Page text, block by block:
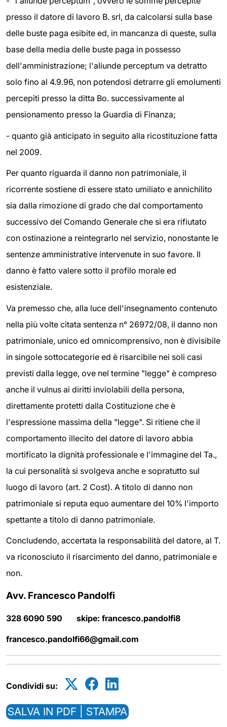
presso il datore di lavoro B. srl, da calcolarsi sulla base
delle buste paga esibite ed, in mancanza di queste, sulla
base della media delle buste paga in possesso
dell'amministrazione; l'aliunde perceptum va detratto
solo fino al 4.9.96, non potendosi detrarre gli emolumenti
percepiti presso la ditta Bo. successivamente al
pensionamento presso la Guardia di Finanza;
- quanto già anticipato in seguito alla ricostituzione fatta
nel 2009.
Per quanto riguarda il danno non patrimoniale, il
ricorrente sostiene di essere stato umiliato e annichilito
sia dalla rimozione di grado che dal comportamento
successivo del Comando Generale che si era rifiutato
con ostinazione a reintegrarlo nel servizio, nonostante le
sentenze amministrative intervenute in suo favore. Il
danno è fatto valere sotto il profilo morale ed
esistenziale.
Va premesso che, alla luce dell'insegnamento contenuto
nella più volte citata sentenza n° 26972/08, il danno non
patrimoniale, unico ed omnicomprensivo, non è divisibile
in singole sottocategorie ed è risarcibile nei soli casi
previsti dalla legge, ove nel termine "legge" è compreso
anche il vulnus ai diritti inviolabili della persona,
direttamente protetti dalla Costituzione che è
l'espressione massima della "legge". Si ritiene che il
comportamento illecito del datore di lavoro abbia
mortificato la dignità professionale e l'immagine del Ta.,
la cui personalità si svolgeva anche e sopratutto sul
luogo di lavoro (art. 2 Cost). A titolo di danno non
patrimoniale si reputa equo aumentare del 10% l'importo
spettante a titolo di danno patrimoniale.
Concludendo, accertata la responsabilità del datore, al T.
va riconosciuto il risarcimento del danno, patrimoniale e
non.
Avv. Francesco Pandolfi
328 6090 590 skipe: francesco.pandolfi8
francesco.pandolfi66@gmail.com
Condividi su:
SALVA IN PDF | STAMPA